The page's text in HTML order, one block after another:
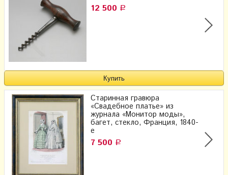
12 500 Р
Старинная гравюра
«Свадебное платье» из
журнала «Монитор моды»,
багет, стекло, Франция, 1840-
е
7 500 Р